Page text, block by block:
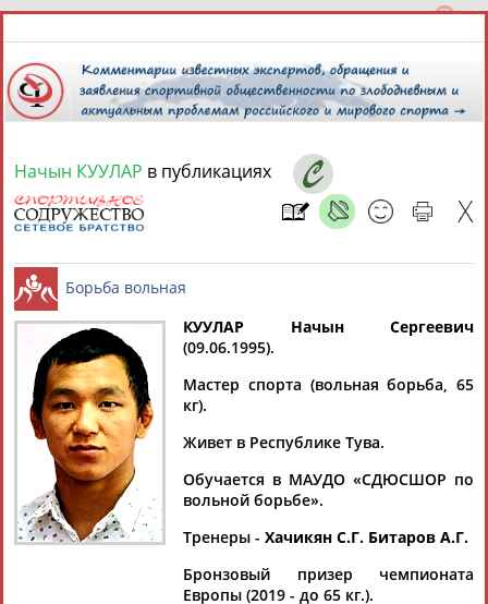
7 августа 2026 года,
СПОРТСМЕНЫ, ТРЕНЕРЫ И СПЕЦИАЛИСТЫ
Найдено: 13181персон Расширенный поиск
Аслаудин
АБАЕВ
Елена
АБАИМОВА
Мария
АБАКУМОВА
Юлия
АБАЛАКИНА
Тамилла
Рамазан
Ростом
Начын КУУЛАР в публикациях
Борьба вольная
КУУЛАР Начын Сергеевич
(09.06.1995).
Мастер спорта (вольная борьба, 65
кг).
Живет в Республике Тува.
Обучается в МАУДО «СДЮСШОР по
вольной борьбе».
Тренеры - Хачикян С.Г. Битаров А.Г.
Бронзовый призер чемпионата
Европы (2019 - до 65 кг.).